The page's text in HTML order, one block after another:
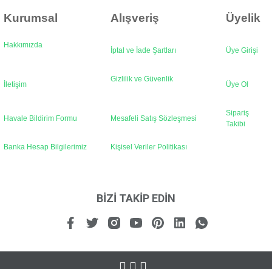
Kurumsal Alışveriş Üyelik
Hakkımızda
İptal ve İade Şartları Üye Girişi
İletişim
Gizlilik ve Güvenlik
Üye Ol
Havale Bildirim Formu Mesafeli Satış Sözleşmesi
Sipariş
Takibi
Banka Hesap Bilgilerimiz Kişisel Veriler Politikası
BİZİ TAKİP EDİN